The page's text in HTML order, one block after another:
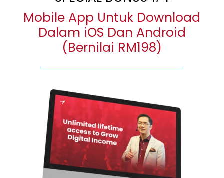
Mobile App Untuk Download
Dalam iOS Dan Android
(Bernilai RM198)